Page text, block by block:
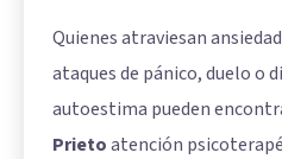
Quienes atraviesan
ataques de pánico, duelo o
autoestima pueden
Prietoatención